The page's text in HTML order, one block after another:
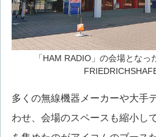
「HAM RADIO」の会場とな
多くの無線機器メーカーや大手
わせ、会場のスペースも縮小し